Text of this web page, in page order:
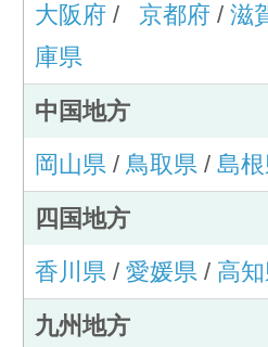
大阪府 / 京都府 / 滋
庫県
中国地方
岡山県/ 鳥取県/ 島
四国地方
香川県/ 愛媛県/ 高
九州地方